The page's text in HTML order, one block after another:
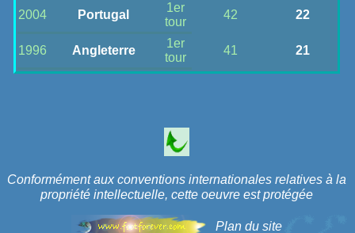
2004 Portugal
1er
tour
42 22
1996 Angleterre
1er
tour
41 21
Conformément aux conventions internationales relatives à la
propriété intellectuelle, cette oeuvre est protégée
Plan du site